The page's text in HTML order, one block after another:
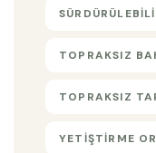
TOPRAKSIZ
TOPRAKSIZ
YETIŞTIRME